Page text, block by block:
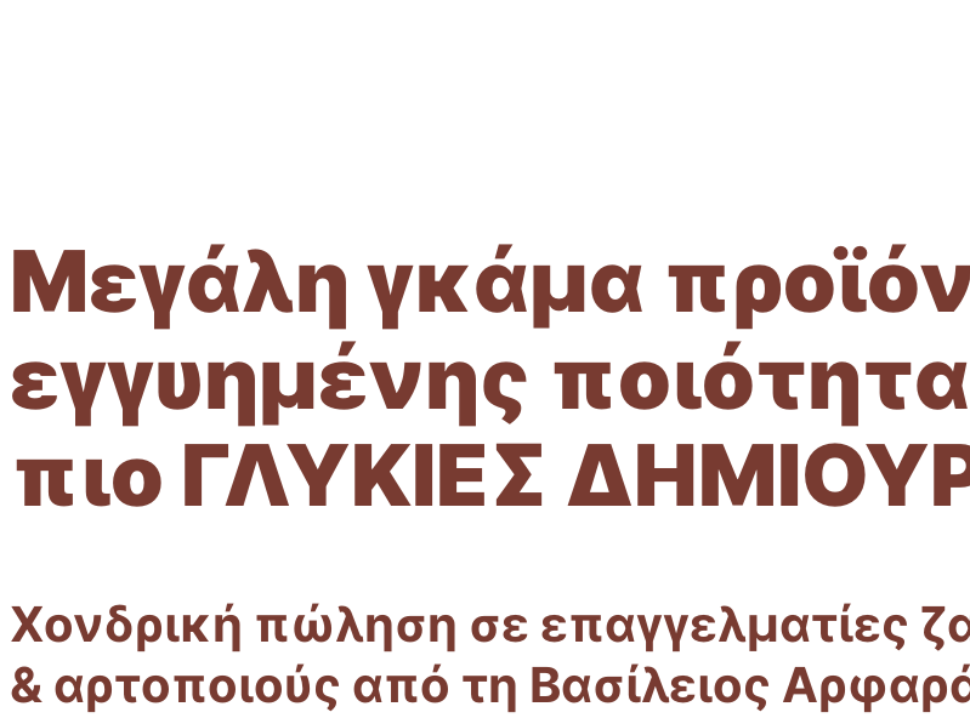
Μεγάλη γκάμα
εγγυημένης
πιο ΓΛΥΚΙΕΣ
Χονδρική πώληση σε επαγγελματίες
& αρτοποιούς από τη Βασίλειος